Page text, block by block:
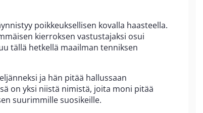
poikkeuksellisen kovalla haasteella.
kierroksen vastustajaksi osui
tällä hetkellä maailman tenniksen
ja hän pitää hallussaan
on yksi niistä nimistä, joita moni pitää
suurimmille suosikeille.